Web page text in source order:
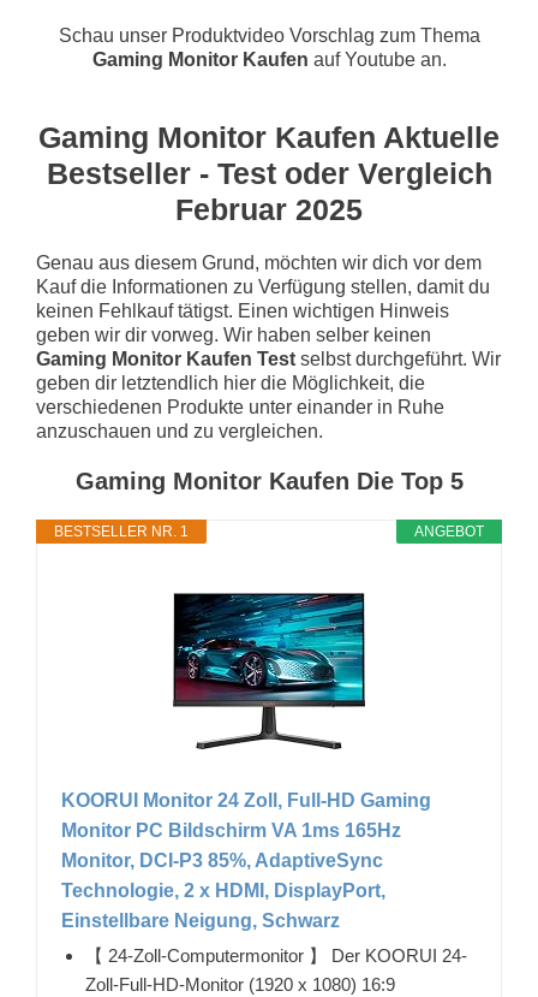
Schau unser Produktvideo Vorschlag zum Thema
Gaming Monitor Kaufen auf Youtube an.
Gaming Monitor Kaufen Aktuelle
Bestseller - Test oder Vergleich
Februar 2025
Genau aus diesem Grund, möchten wir dich vor dem
Kauf die Informationen zu Verfügung stellen, damit du
keinen Fehlkauf tätigst. Einen wichtigen Hinweis
geben wir dir vorweg. Wir haben selber keinen
Gaming Monitor Kaufen Test selbst durchgeführt. Wir
geben dir letztendlich hier die Möglichkeit, die
verschiedenen Produkte unter einander in Ruhe
anzuschauen und zu vergleichen.
Gaming Monitor Kaufen Die Top 5
ANGEBOT
BESTSELLER NR. 1
KOORUI Monitor 24 Zoll, Full-HD Gaming
Monitor PC Bildschirm VA 1ms 165Hz
Monitor, DCI-P3 85%, AdaptiveSync
Technologie, 2 x HDMI, DisplayPort,
Einstellbare Neigung, Schwarz
【 24-Zoll-Computermonitor 】 Der KOORUI 24-
Zoll-Full-HD-Monitor (1920 x 1080) 16:9